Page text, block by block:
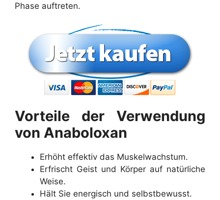
Phase auftreten.
Vorteile der Verwendung
von Anaboloxan
Erhöht effektiv das Muskelwachstum.
Erfrischt Geist und Körper auf natürliche
Weise.
Hält Sie energisch und selbstbewusst.